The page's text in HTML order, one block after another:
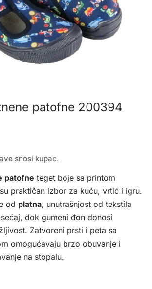
patofne 200394
snosi kupac.
patofne teget boje sa printom
praktičan izbor za kuću, vrtić i igru.
od platna, unutrašnjost od tekstila
dok gumeni đon donosi
Zatvoreni prsti i peta sa
omogućavaju brzo obuvanje i
na stopalu.